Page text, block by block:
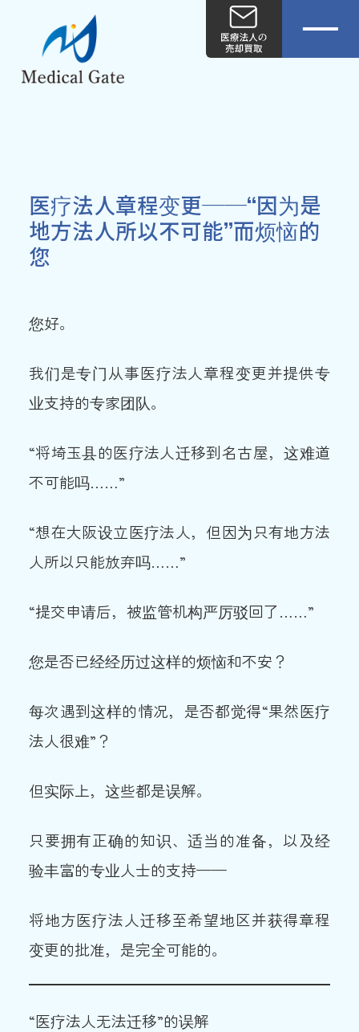
医疗法人章程变更——“因为是
地方法人所以不可能”而烦恼的
您
您好。
我们是专门从事医疗法人章程变更并提供专
业支持的专家团队。
“将埼玉县的医疗法人迁移到名古屋，这难道
不可能吗……”
“想在大阪设立医疗法人，但因为只有地方法
人所以只能放弃吗……”
“提交申请后，被监管机构严厉驳回了……”
您是否已经经历过这样的烦恼和不安？
每次遇到这样的情况，是否都觉得“果然医疗
法人很难”？
但实际上，这些都是误解。
只要拥有正确的知识、适当的准备，以及经
验丰富的专业人士的支持——
将地方医疗法人迁移至希望地区并获得章程
变更的批准，是完全可能的。
“医疗法人无法迁移”的误解